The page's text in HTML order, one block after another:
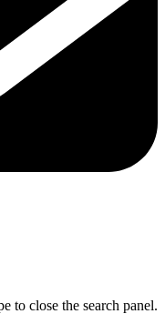
to close the search panel.